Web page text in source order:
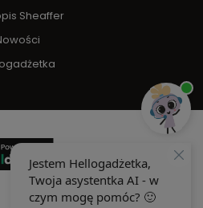
Sheaffer